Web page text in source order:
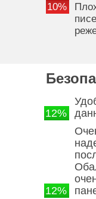
10%
12%
12%